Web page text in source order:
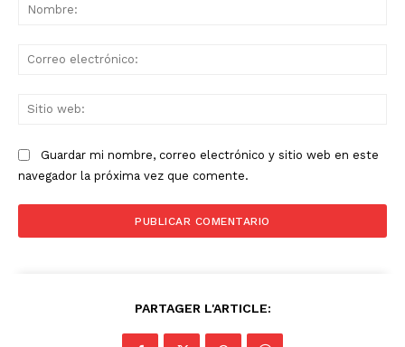
Guardar mi nombre, correo electrónico y sitio web en este
navegador la próxima vez que comente.
PARTAGER L'ARTICLE: